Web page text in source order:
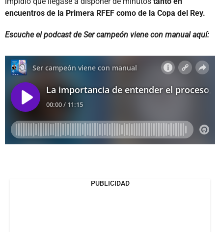
encuentros de la Primera RFEF como de la Copa del Rey.
Escuche el podcast de Ser campeón viene con manual aquí:
PUBLICIDAD